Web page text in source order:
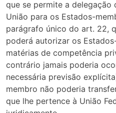
que se permite a delegação
União para os Estados-
parágrafo único do art. 22,
poderá autorizar os
matérias de competência
contrário jamais poderia
necessária previsão
membro não poderia
que lhe pertence à União